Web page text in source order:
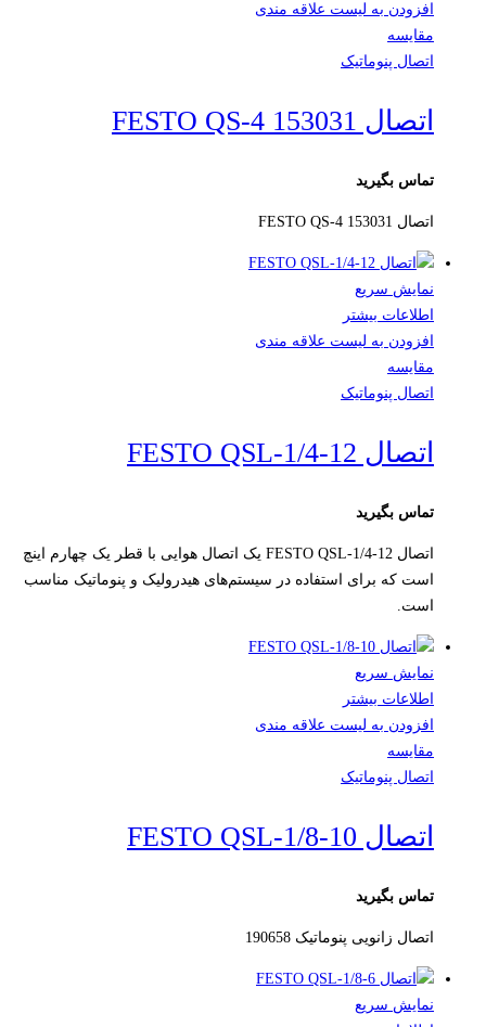
افزودن به لیست علاقه مندی
مقایسه
اتصال پنوماتیک
اتصال FESTO QS-4 153031
تماس بگیرید
اتصال FESTO QS-4 153031
نمایش سریع
اطلاعات بیشتر
افزودن به لیست علاقه مندی
مقایسه
اتصال پنوماتیک
اتصال FESTO QSL-1/4-12
تماس بگیرید
اتصال FESTO QSL-1/4-12 یک اتصال هوایی با قطر یک چهارم اینچ
است که برای استفاده در سیستم‌های هیدرولیک و پنوماتیک مناسب
است.
نمایش سریع
اطلاعات بیشتر
افزودن به لیست علاقه مندی
مقایسه
اتصال پنوماتیک
اتصال FESTO QSL-1/8-10
تماس بگیرید
اتصال زانویی پنوماتیک 190658
نمایش سریع